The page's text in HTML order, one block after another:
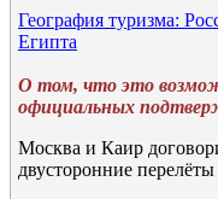
География туризма:
Египта
О том, что это
официальных
Москва и Каир
двусторонние